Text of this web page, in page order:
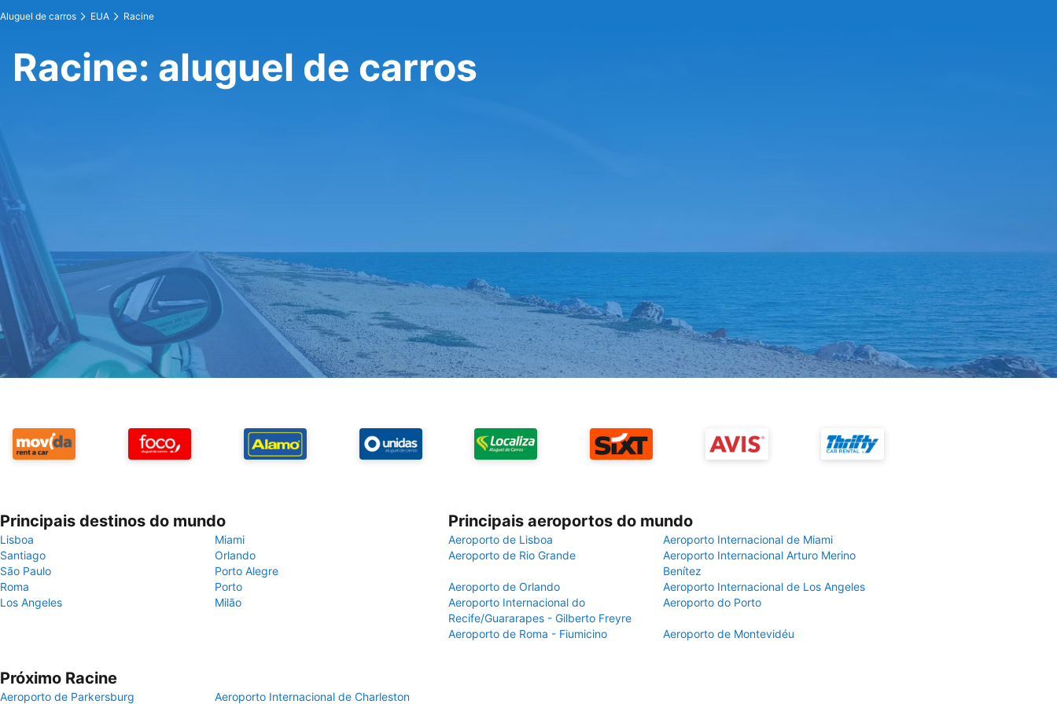
Aluguel de carros EUA Racine
Racine: aluguel de carros
Principais destinos do mundo
Lisboa
Miami
Santiago
Orlando
São Paulo
Porto Alegre
Roma
Porto
Los Angeles
Milão
Principais aeroportos do mundo
Aeroporto de Lisboa
Aeroporto Internacional de Miami
Aeroporto de Rio Grande
Aeroporto Internacional Arturo Merino
Benítez
Aeroporto de Orlando
Aeroporto Internacional de Los Angeles
Aeroporto Internacional do
Recife/Guararapes - Gilberto Freyre
Aeroporto do Porto
Aeroporto de Roma - Fiumicino Aeroporto de Montevidéu
Próximo Racine
Aeroporto de Parkersburg Aeroporto Internacional de Charleston